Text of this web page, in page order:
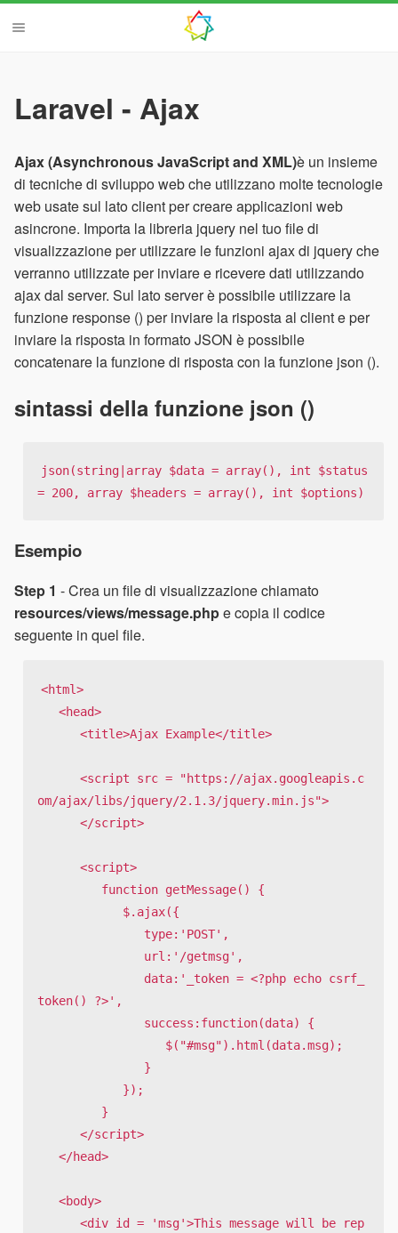
Laravel - Ajax
Ajax (Asynchronous JavaScript and XML)è un insieme
di tecniche di sviluppo web che utilizzano molte tecnologie
web usate sul lato client per creare applicazioni web
asincrone. Importa la libreria jquery nel tuo file di
visualizzazione per utilizzare le funzioni ajax di jquery che
verranno utilizzate per inviare e ricevere dati utilizzando
ajax dal server. Sul lato server è possibile utilizzare la
funzione response () per inviare la risposta al client e per
inviare la risposta in formato JSON è possibile
concatenare la funzione di risposta con la funzione json ().
sintassi della funzione json ()
json(string|array $data = array(), int $status
= 200, array $headers = array(), int $options)
Esempio
Step 1 - Crea un file di visualizzazione chiamato
resources/views/message.phpe copia il codice
seguente in quel file.
<html>
om/ajax/libs/jquery/2.1.3/jquery.min.js">
token() ?>',